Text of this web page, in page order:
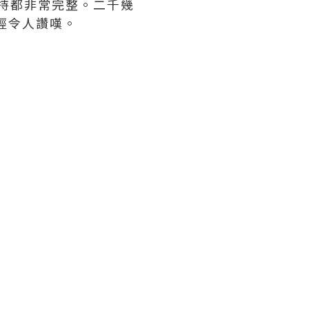
非常完整。二千幾
人讚嘆。